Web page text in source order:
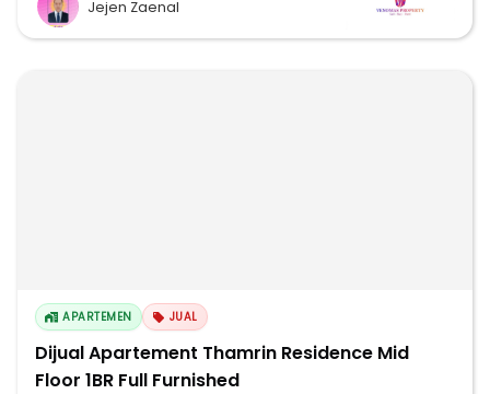
Jejen Zaenal
APARTEMEN JUAL
Dijual Apartement Thamrin Residence Mid
Floor 1BR Full Furnished